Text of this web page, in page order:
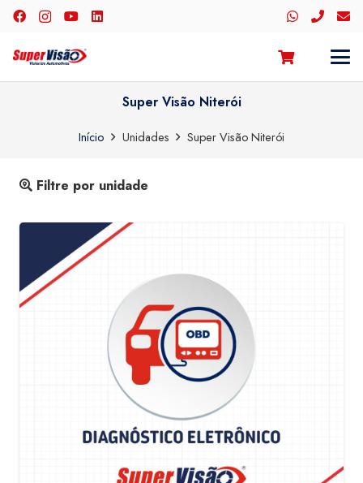
Super Visão Niterói
Início Unidades Super Visão Niterói
Filtre por unidade